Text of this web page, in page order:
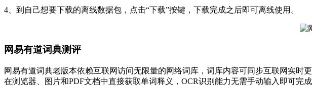
4、到自己想要下载的离线数据包，点击“下载”按键，下载完成之后即可离线使用。
网易有道词典测评
网易有道词典老版本依赖互联网访问无限量的网络词库，词库内容可同步互联网实
在浏览器、图片和PDF文档中直接获取单词释义，OCR识别能力无需手动输入即可